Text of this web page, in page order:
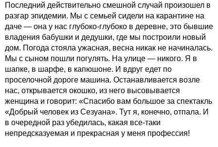
Последний действительно смешной случай произошел в
разгар эпидемии. Мы с семьей сидели на карантине на
даче — она у нас глубоко-глубоко в деревне, это бывшие
владения бабушки и дедушки, где мы построили новый
дом. Погода стояла ужасная, весна никак не начиналась.
Мы с сыном пошли погулять. На улице — никого. Я в
шапке, в шарфе, в капюшоне. И вдруг едет по
проселочной дороге машина. Останавливается возле
нас, открывается окошко, из него высовывается
женщина и говорит: «Спасибо вам большое за спектакль
«Добрый человек из Сезуана». Тут я, конечно, отпала. И
в очередной раз убедилась, какая все-таки
непредсказуемая и прекрасная у меня профессия!